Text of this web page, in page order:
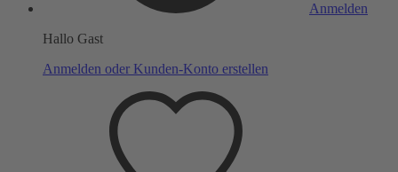
Anmelden
Hallo Gast
Anmelden oder Kunden-Konto erstellen